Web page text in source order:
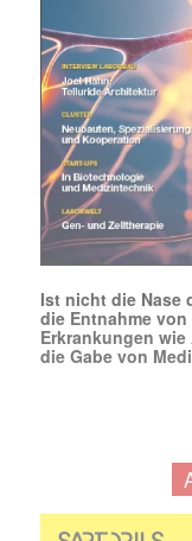
E-
Mail
(erforderlich)
Ist nicht die Nase
die Entnahme
Erkrankungen
die Gabe von